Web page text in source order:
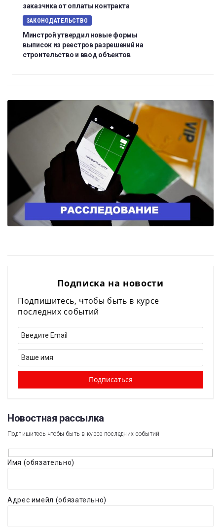
заказчика от оплаты контракта
ЗАКОНОДАТЕЛЬСТВО
Минстрой утвердил новые формы
выписок из реестров разрешений на
строительство и ввод объектов
Подписка на новости
Подпишитесь, чтобы быть в курсе
последних событий
Новостная рассылка​
Подпишитесь чтобы быть в курсе последних событий
Имя (обязательно)
Адрес имейл (обязательно)